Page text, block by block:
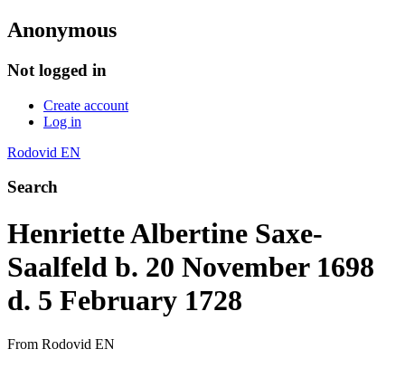
Anonymous
Not logged in
Create account
Log in
Rodovid EN
Search
Henriette Albertine Saxe-
Saalfeld b. 20 November 1698
d. 5 February 1728
From Rodovid EN